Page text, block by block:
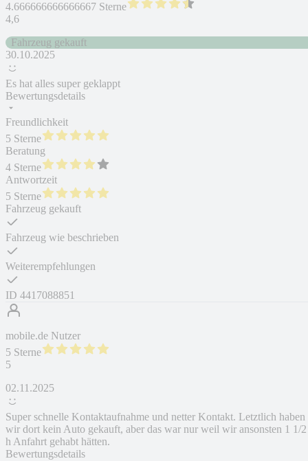
4.666666666666667 Sterne
4,6
Fahrzeug gekauft
30.10.2025
Es hat alles super geklappt
Bewertungsdetails
Freundlichkeit
5 Sterne
Beratung
4 Sterne
Antwortzeit
5 Sterne
Fahrzeug gekauft
Fahrzeug wie beschrieben
Weiterempfehlungen
ID 4417088851
mobile.de Nutzer
5 Sterne
5
02.11.2025
Super schnelle Kontaktaufnahme und netter Kontakt. Letztlich haben
wir dort kein Auto gekauft, aber das war nur weil wir ansonsten 1 1/2
h Anfahrt gehabt hätten.
Bewertungsdetails